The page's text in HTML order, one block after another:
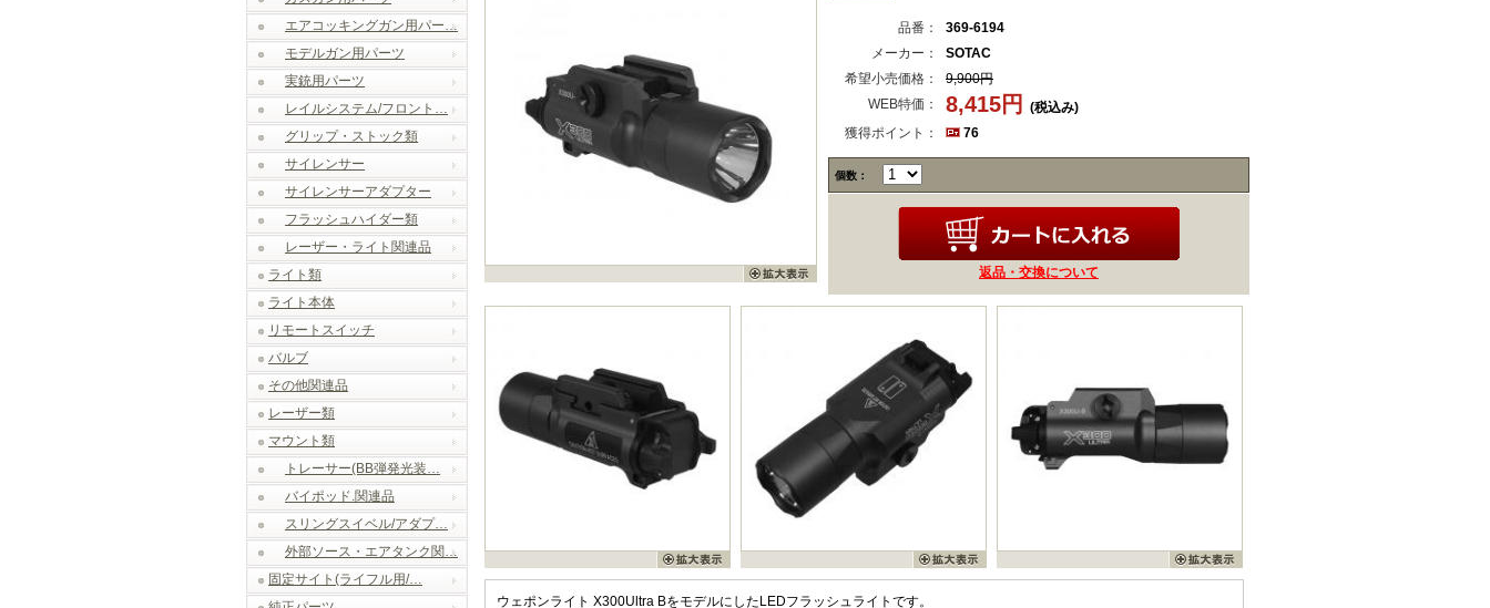
エアコッキングガン用パー…
モデルガン用パーツ
実銃用パーツ
レイルシステム/フロント…
グリップ・ストック類
サイレンサー
サイレンサーアダプター
フラッシュハイダー類
レーザー・ライト関連品
ライト類
ライト本体
リモートスイッチ
バルブ
その他関連品
レーザー類
マウント類
トレーサー(BB弾発光装…
バイポッド.関連品
スリングスイベル/アダプ…
外部ソース・エアタンク関…
固定サイト(ライフル用/…
品番：
369-6194
メーカー：
SOTAC
希望小売価格：
9,900円
WEB特価：
8,415円
(税込み)
獲得ポイント：
76
個数：
返品・交換について
ウェポンライト X300Ultra BをモデルにしたLEDフラッシュライトです。